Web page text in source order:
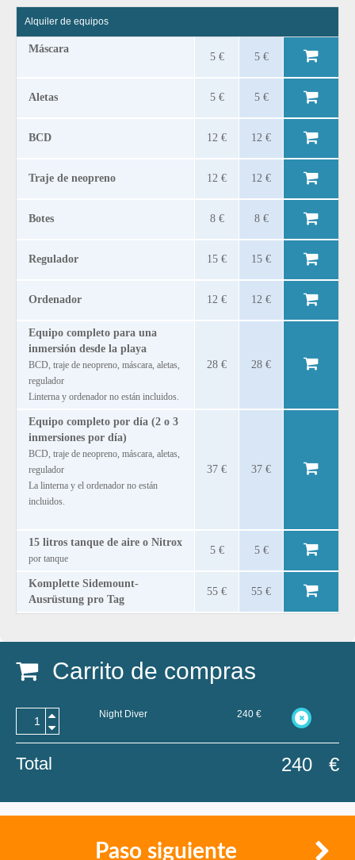
Alquiler de equipos
Máscara
5 € 5 €
Aletas 5 € 5 €
BCD 12 € 12 €
Traje de neopreno 12 € 12 €
Botes 8 € 8 €
Regulador 15 € 15 €
Ordenador 12 € 12 €
Equipo completo para una
inmersión desde la playa
BCD, traje de neopreno, máscara, aletas,
regulador
Linterna y ordenador no están incluidos.
28 € 28 €
Equipo completo por día (2 o 3
inmersiones por día)
BCD, traje de neopreno, máscara, aletas,
regulador
La linterna y el ordenador no están
incluidos.
37 € 37 €
15 litros tanque de aire o Nitrox
por tanque
5 € 5 €
Komplette Sidemount-
Ausrüstung pro Tag
55 € 55 €
Carrito de compras
Night Diver 240 €
Total 240 €
Paso siguiente